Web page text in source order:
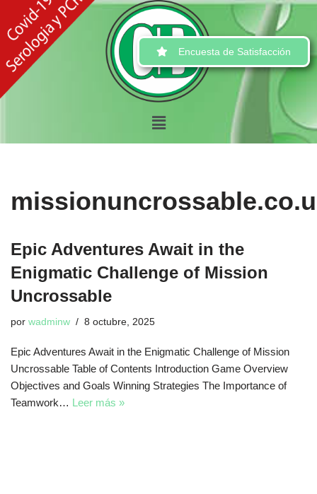
Ir
al
contenido
Encuesta de Satisfacción
Epic Adventures Await in the
Enigmatic Challenge of Mission
Uncrossable
por wadminw 8 octubre, 2025
Epic Adventures Await in the Enigmatic Challenge of Mission
Uncrossable Table of Contents Introduction Game Overview
Objectives and Goals Winning Strategies The Importance of
Teamwork… Leer más »